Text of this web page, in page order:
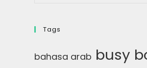
Tags
bahasa arab busy